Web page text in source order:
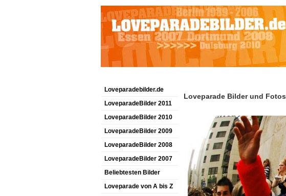
Loveparadebilder.de
LoveparadeBilder 2011
LoveparadeBilder 2010
LoveparadeBilder 2009
LoveparadeBilder 2008
LoveparadeBilder 2007
Beliebtesten Bilder
Loveparade von A bis Z
Loveparade Bilder und Fotos